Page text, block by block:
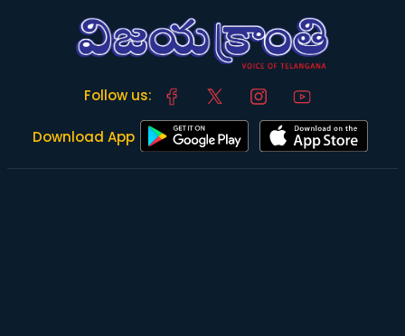
Follow us:
Download App